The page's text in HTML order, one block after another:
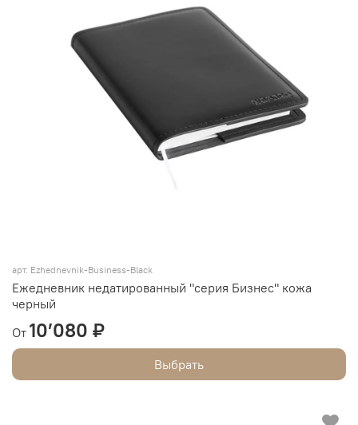
арт. Ezhednevnik-Business-Black
Ежедневник недатированный "серия Бизнес" кожа
черный
От 10’080 ₽
Выбрать